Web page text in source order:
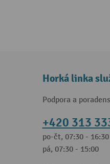
Horká linka
Podpora a
+420 313
po-čt, 07:30 - 16:30
pá, 07:30 - 15:00